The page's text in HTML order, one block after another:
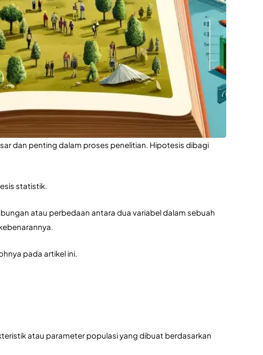
dan penting dalam proses penelitian. Hipotesis dibagi
statistik.
atau perbedaan antara dua variabel dalam sebuah
pada artikel ini.
atau parameter populasi yang dibuat berdasarkan